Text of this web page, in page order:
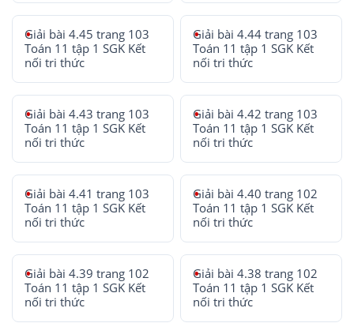
Giải bài 4.45 trang 103
Toán 11 tập 1 SGK Kết
nối tri thức
Giải bài 4.44 trang 103
Toán 11 tập 1 SGK Kết
nối tri thức
Giải bài 4.43 trang 103
Toán 11 tập 1 SGK Kết
nối tri thức
Giải bài 4.42 trang 103
Toán 11 tập 1 SGK Kết
nối tri thức
Giải bài 4.41 trang 103
Toán 11 tập 1 SGK Kết
nối tri thức
Giải bài 4.40 trang 102
Toán 11 tập 1 SGK Kết
nối tri thức
Giải bài 4.39 trang 102
Toán 11 tập 1 SGK Kết
nối tri thức
Giải bài 4.38 trang 102
Toán 11 tập 1 SGK Kết
nối tri thức